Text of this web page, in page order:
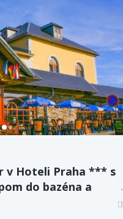
v Hoteli Praha *** s
do bazéna a